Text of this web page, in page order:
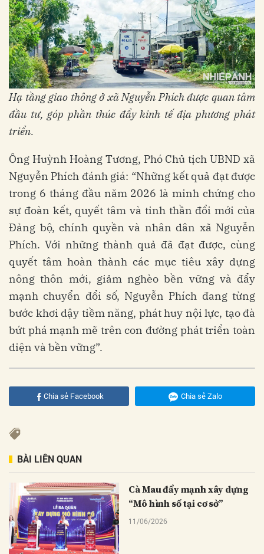
Hạ tầng giao thông ở xã Nguyễn Phích được quan tâm
đầu tư, góp phần thúc đẩy kinh tế địa phương phát
triển.
Ông Huỳnh Hoàng Tương, Phó Chủ tịch UBND xã
Nguyễn Phích đánh giá: “Những kết quả đạt được
trong 6 tháng đầu năm 2026 là minh chứng cho
sự đoàn kết, quyết tâm và tinh thần đổi mới của
Đảng bộ, chính quyền và nhân dân xã Nguyễn
Phích. Với những thành quả đã đạt được, cùng
quyết tâm hoàn thành các mục tiêu xây dựng
nông thôn mới, giảm nghèo bền vững và đẩy
mạnh chuyển đổi số, Nguyễn Phích đang từng
bước khơi dậy tiềm năng, phát huy nội lực, tạo đà
bứt phá mạnh mẽ trên con đường phát triển toàn
diện và bền vững”.
Chia sẻ Facebook Chia sẻ Zalo
BÀI LIÊN QUAN
Cà Mau đẩy mạnh xây dựng
“Mô hình số tại cơ sở”
11/06/2026